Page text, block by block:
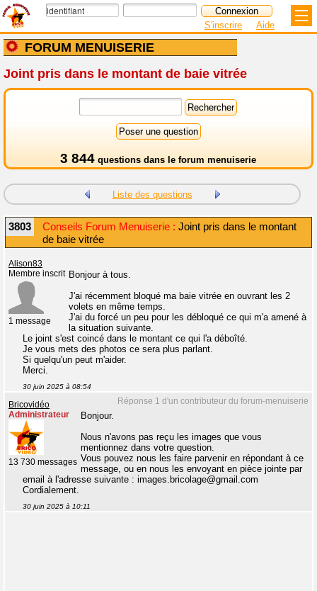
FORUM MENUISERIE
S'inscrire Aide
Joint pris dans le montant de baie vitrée
3 844 questions dans le forum menuiserie
Liste des questions
3803 Conseils Forum Menuiserie : Joint pris dans le montant
de baie vitrée
Alison83
Membre inscrit
1 message
Bonjour à tous.
J'ai récemment bloqué ma baie vitrée en ouvrant les 2
volets en même temps.
J'ai du forcé un peu pour les débloqué ce qui m'a amené à
la situation suivante.
Le joint s'est coincé dans le montant ce qui l'a déboîté.
Je vous mets des photos ce sera plus parlant.
Si quelqu'un peut m'aider.
Merci.
30 juin 2025 à 08:54
Réponse 1 d'un contributeur du forum-menuiserie
Bricovidéo
Administrateur
13 730 messages
Bonjour.
Nous n'avons pas reçu les images que vous
mentionnez dans votre question.
Vous pouvez nous les faire parvenir en répondant à ce
message, ou en nous les envoyant en pièce jointe par
email à l'adresse suivante : images.bricolage@gmail.com
Cordialement.
30 juin 2025 à 10:11